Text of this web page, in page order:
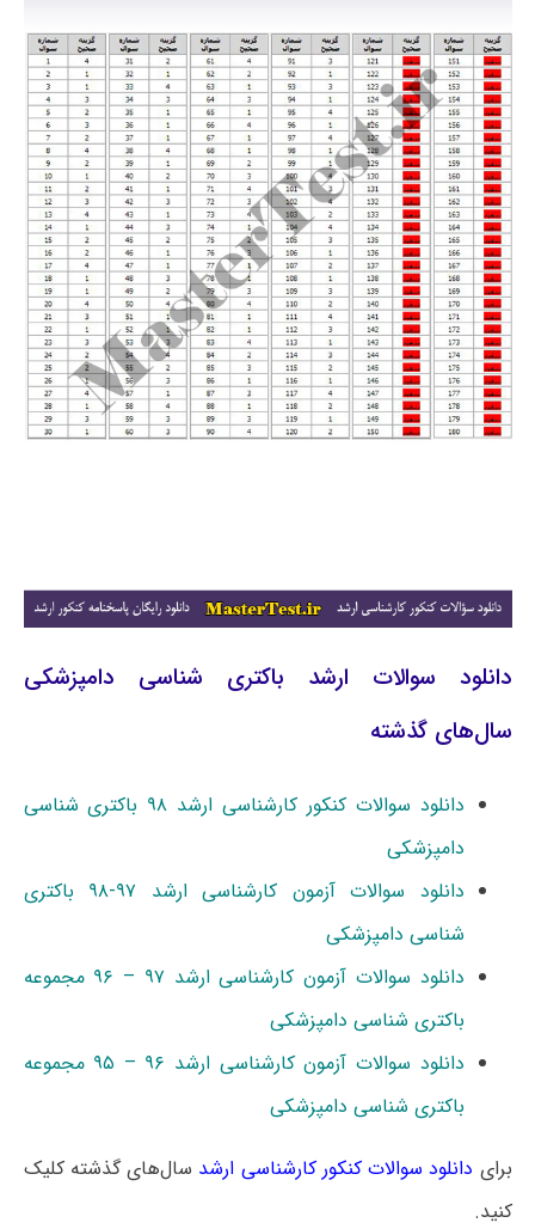
دانلود سوالات ارشد باکتری‌ شناسی دامپزشکی
سال‌های گذشته
دانلود سوالات کنکور کارشناسی ارشد ۹۸ باکتری شناسی
دامپزشکی
دانلود سوالات آزمون کارشناسی ارشد ۹۷-۹۸ باکتری
شناسی دامپزشکی
دانلود سوالات آزمون کارشناسی ارشد ۹۷ – ۹۶ مجموعه
باکتری شناسی دامپزشکی
دانلود سوالات آزمون کارشناسی ارشد ۹۶ – ۹۵ مجموعه
باکتری شناسی دامپزشکی
برای دانلود سوالات کنکور کارشناسی ارشد سال‌های گذشته کلیک
کنید.